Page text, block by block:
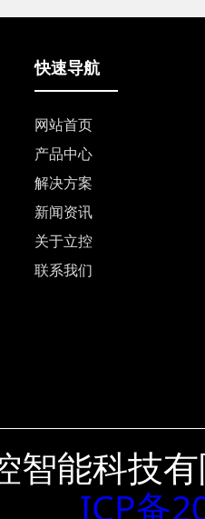
快速导航
网站首页
产品中心
解决方案
新闻资讯
关于立控
联系我们
智能科技
ICP备